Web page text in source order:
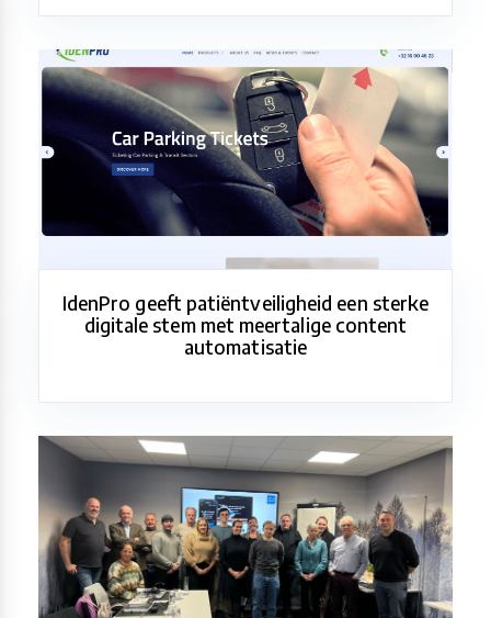
IdenPro geeft patiëntveiligheid een sterke
digitale stem met meertalige content
automatisatie